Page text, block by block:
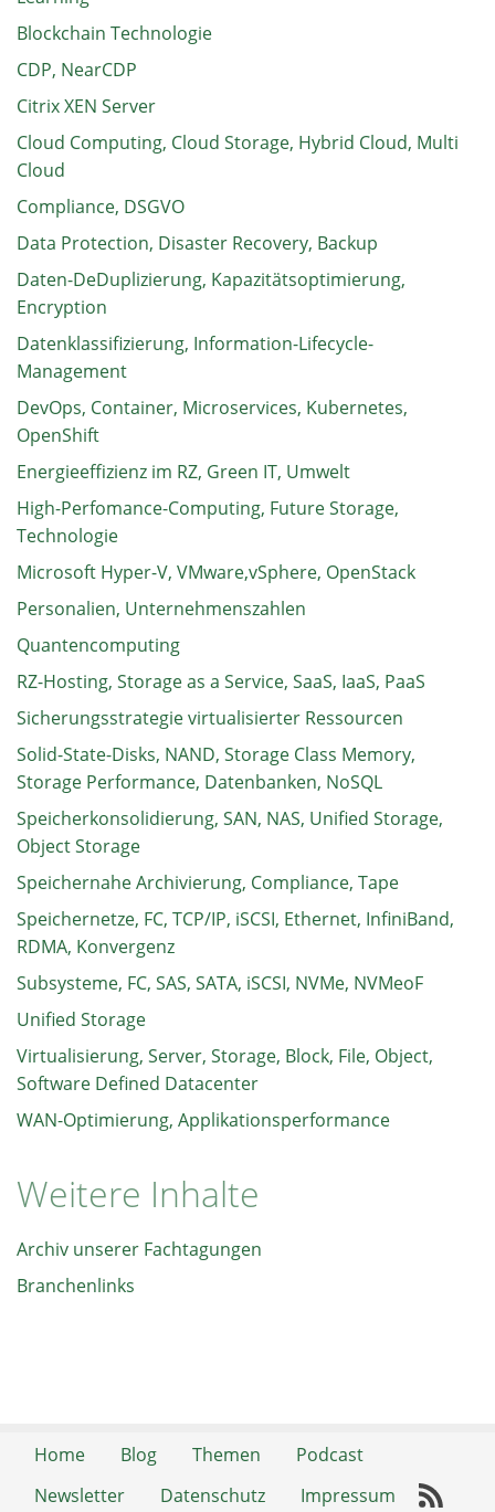
Blockchain Technologie
CDP, NearCDP
Citrix XEN Server
Cloud Computing, Cloud Storage, Hybrid Cloud, Multi
Cloud
Compliance, DSGVO
Data Protection, Disaster Recovery, Backup
Daten-DeDuplizierung, Kapazitätsoptimierung,
Encryption
Datenklassifizierung, Information-Lifecycle-
Management
DevOps, Container, Microservices, Kubernetes,
OpenShift
Energieeffizienz im RZ, Green IT, Umwelt
High-Perfomance-Computing, Future Storage,
Technologie
Microsoft Hyper-V, VMware,vSphere, OpenStack
Personalien, Unternehmenszahlen
Quantencomputing
RZ-Hosting, Storage as a Service, SaaS, IaaS, PaaS
Sicherungsstrategie virtualisierter Ressourcen
Solid-State-Disks, NAND, Storage Class Memory,
Storage Performance, Datenbanken, NoSQL
Speicherkonsolidierung, SAN, NAS, Unified Storage,
Object Storage
Speichernahe Archivierung, Compliance, Tape
Speichernetze, FC, TCP/IP, iSCSI, Ethernet, InfiniBand,
RDMA, Konvergenz
Subsysteme, FC, SAS, SATA, iSCSI, NVMe, NVMeoF
Unified Storage
Virtualisierung, Server, Storage, Block, File, Object,
Software Defined Datacenter
WAN-Optimierung, Applikationsperformance
Weitere Inhalte
Archiv unserer Fachtagungen
Branchenlinks
Home Blog Themen
Podcast
Newsletter
Datenschutz Impressum